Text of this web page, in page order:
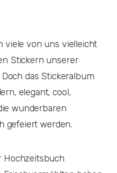
viele von uns vielleicht
Stickern unserer
das Stickeralbum
elegant, cool,
wunderbaren
gefeiert werden.
Hochzeitsbuch